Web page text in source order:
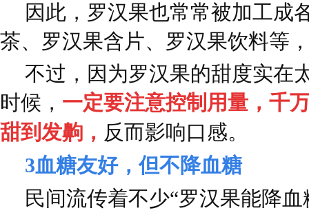
因此，罗汉果也常常被加工成
茶、罗汉果含片、罗汉果饮料等
不过，因为罗汉果的甜度实在
时候， 一定要注意控制用量，千
甜到发齁， 反而影响口感。
3血糖友好，但不降血糖
民间流传着不少“罗汉果能降